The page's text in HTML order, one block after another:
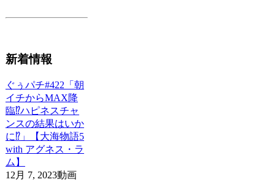
新着情報
ぐぅパチ#422「朝
イチからMAX降
臨⁉ハピネスチャ
ンスの結果はいか
に⁉」【大海物語5
with アグネス・ラ
ム】
12月 7, 2023動画